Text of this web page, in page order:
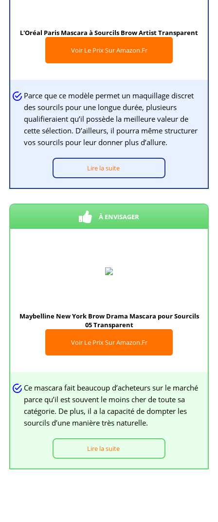
L'Oréal Paris Mascara à Sourcils Brow Artist Transparent
Voir Le Prix Sur Amazon.fr
Parce que ce modèle permet un maquillage discret
des sourcils pour une longue durée, plusieurs
qualifieraient qu’il possède la meilleure valeur de
cette sélection. D’ailleurs, il pourra même structurer
vos sourcils pour leur donner plus d’allure.
Lire la suite
À ENVISAGER
Maybelline New York Brow Drama Mascara pour Sourcils
05 Transparent
Voir Le Prix Sur Amazon.fr
Ce mascara fait beaucoup d’acheteurs sur le marché
parce qu’il est souvent le moins cher de toute sa
catégorie. De plus, il a la capacité de dompter les
sourcils d’une manière très naturelle.
Lire la suite